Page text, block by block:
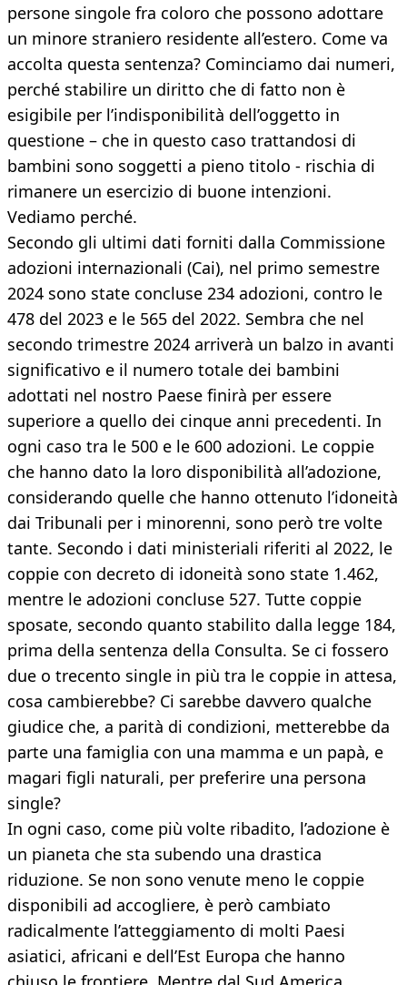
persone singole fra coloro che possono adottare
un minore straniero residente all’estero. Come va
accolta questa sentenza? Cominciamo dai numeri,
perché stabilire un diritto che di fatto non è
esigibile per l’indisponibilità dell’oggetto in
questione – che in questo caso trattandosi di
bambini sono soggetti a pieno titolo - rischia di
rimanere un esercizio di buone intenzioni.
Vediamo perché.
Secondo gli ultimi dati forniti dalla Commissione
adozioni internazionali (Cai), nel primo semestre
2024 sono state concluse 234 adozioni, contro le
478 del 2023 e le 565 del 2022. Sembra che nel
secondo trimestre 2024 arriverà un balzo in avanti
significativo e il numero totale dei bambini
adottati nel nostro Paese finirà per essere
superiore a quello dei cinque anni precedenti. In
ogni caso tra le 500 e le 600 adozioni. Le coppie
che hanno dato la loro disponibilità all’adozione,
considerando quelle che hanno ottenuto l’idoneità
dai Tribunali per i minorenni, sono però tre volte
tante. Secondo i dati ministeriali riferiti al 2022, le
coppie con decreto di idoneità sono state 1.462,
mentre le adozioni concluse 527. Tutte coppie
sposate, secondo quanto stabilito dalla legge 184,
prima della sentenza della Consulta. Se ci fossero
due o trecento single in più tra le coppie in attesa,
cosa cambierebbe? Ci sarebbe davvero qualche
giudice che, a parità di condizioni, metterebbe da
parte una famiglia con una mamma e un papà, e
magari figli naturali, per preferire una persona
single?
In ogni caso, come più volte ribadito, l’adozione è
un pianeta che sta subendo una drastica
riduzione. Se non sono venute meno le coppie
disponibili ad accogliere, è però cambiato
radicalmente l’atteggiamento di molti Paesi
asiatici, africani e dell’Est Europa che hanno